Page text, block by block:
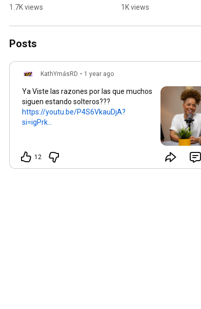
Teotihuacán, la UNAM,
Xochimilco y más🤩
1.7K views
República Dominicana
Trinidad Sánchez
1K views
Posts
KathYmásRD • 1 year ago
Ya Viste las razones por las que muchos
siguen estando solteros???
https://youtu.be/P4S6VkauDjA?
si=igPrk...
12